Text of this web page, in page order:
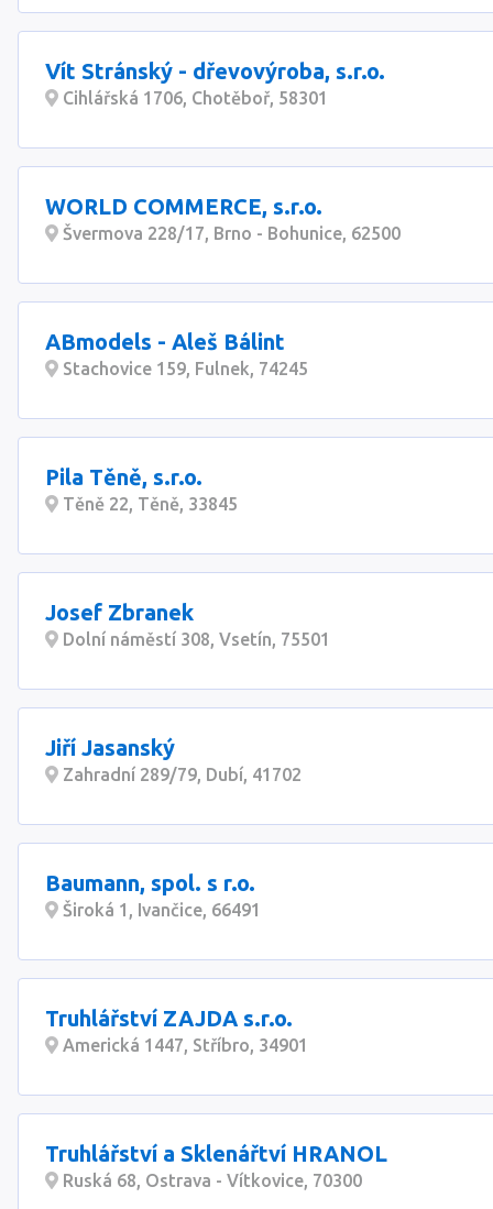
Vít Stránský - dřevovýroba, s.r.o.
Cihlářská 1706, Chotěboř, 58301
WORLD COMMERCE, s.r.o.
Švermova 228/17, Brno - Bohunice, 62500
ABmodels - Aleš Bálint
Stachovice 159, Fulnek, 74245
Pila Těně, s.r.o.
Těně 22, Těně, 33845
Josef Zbranek
Dolní náměstí 308, Vsetín, 75501
Jiří Jasanský
Zahradní 289/79, Dubí, 41702
Baumann, spol. s r.o.
Široká 1, Ivančice, 66491
Truhlářství ZAJDA s.r.o.
Americká 1447, Stříbro, 34901
Truhlářství a Sklenářtví HRANOL
Ruská 68, Ostrava - Vítkovice, 70300